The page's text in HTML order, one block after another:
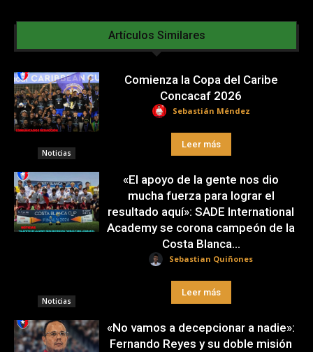
Artículos Similares
Noticias
Comienza la Copa del Caribe
Concacaf 2026
Sebastián Méndez
Leer más
Noticias
«El apoyo de la gente nos dio
mucha fuerza para lograr el
resultado aquí»: SADE International
Academy se corona campeón de la
Costa Blanca...
Sebastian Quiñones
Leer más
«No vamos a decepcionar a nadie»:
Fernando Reyes y su doble misión